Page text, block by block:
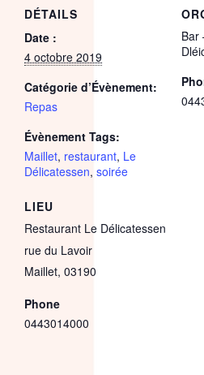
DÉTAILS
Date :
4 octobre 2019
Catégorie d’Évènement:
Repas
Évènement Tags:
Maillet, restaurant, Le
Délicatessen, soirée
LIEU
Restaurant Le Délicatessen
rue du Lavoir
Maillet, 03190
Phone
0443014000
Bar